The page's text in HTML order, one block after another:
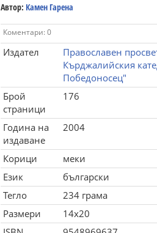
Автор: Камен Гарена
Коментари: 0
Издател
Православен
Кърджалийския
Победоносец"
Брой
страници
176
Година на
издаване
2004
Корици
меки
Език
български
Тегло
234 грама
Размери
14x20